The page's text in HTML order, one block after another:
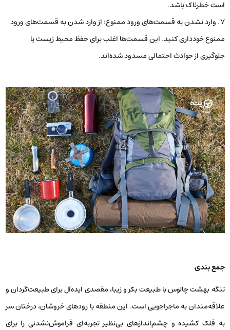
است خطرناک باشد.
وارد نشدن به قسمت‌های ورود ممنوع: از وارد شدن به قسمت‌های ورود
ممنوع خودداری کنید. این قسمت‌ها اغلب برای حفظ محیط زیست یا
جلوگیری از حوادث احتمالی مسدود شده‌اند.
جمع بندی
تنگه بهشت چالوس با طبیعت بکر و زیبا، مقصدی ایده‌آل برای طبیعت‌گردان و
علاقه‌مندان به ماجراجویی است. این منطقه با رودهای خروشان، درختان سر
به فلک کشیده و چشم‌اندازهای بی‌نظیر تجربه‌ای فراموش‌نشدنی را برای